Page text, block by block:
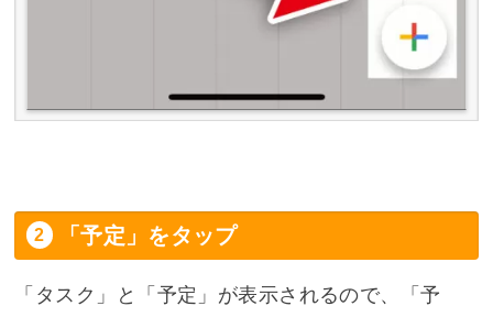
「予定」をタップ
「タスク」と「予定」が表示されるので、「予